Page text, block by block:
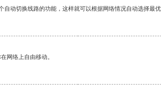
动切换线路的功能，这样就可以根据网络情况自动选择最
网络上自由移动。